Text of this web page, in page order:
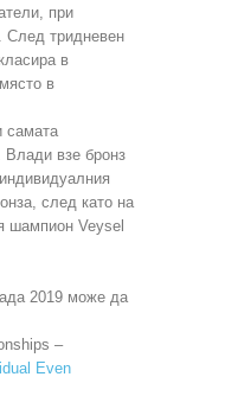
при
След тридневен
в
в
самата
взе бронз
след като на
шампион Veysel
2019 може да
–
Even